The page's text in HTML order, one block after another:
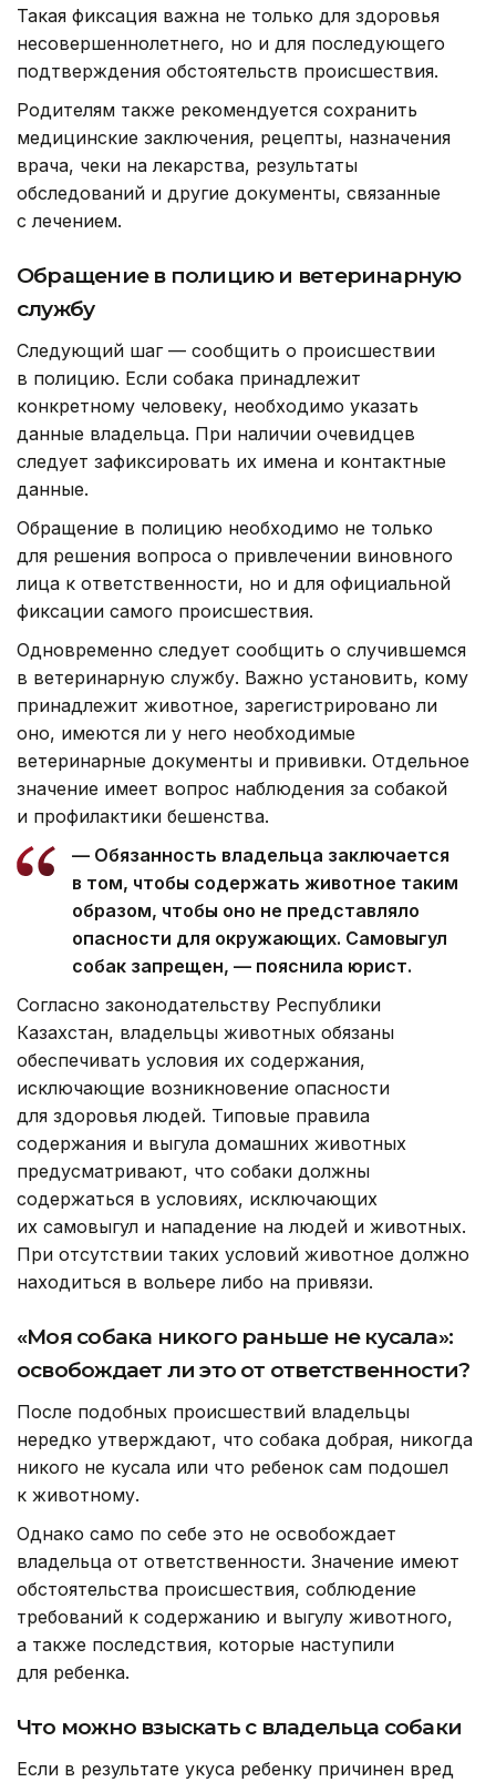
Такая фиксация важна не только для здоровья
несовершеннолетнего, но и для последующего
подтверждения обстоятельств происшествия.
Родителям также рекомендуется сохранить
медицинские заключения, рецепты, назначения
врача, чеки на лекарства, результаты
обследований и другие документы, связанные
с лечением.
Обращение в полицию и ветеринарную
службу
Следующий шаг — сообщить о происшествии
в полицию. Если собака принадлежит
конкретному человеку, необходимо указать
данные владельца. При наличии очевидцев
следует зафиксировать их имена и контактные
данные.
Обращение в полицию необходимо не только
для решения вопроса о привлечении виновного
лица к ответственности, но и для официальной
фиксации самого происшествия.
Одновременно следует сообщить о случившемся
в ветеринарную службу. Важно установить, кому
принадлежит животное, зарегистрировано ли
оно, имеются ли у него необходимые
ветеринарные документы и прививки. Отдельное
значение имеет вопрос наблюдения за собакой
и профилактики бешенства.
— Обязанность владельца заключается
в том, чтобы содержать животное таким
образом, чтобы оно не представляло
опасности для окружающих. Самовыгул
собак запрещен, — пояснила юрист.
Согласно законодательству Республики
Казахстан, владельцы животных обязаны
обеспечивать условия их содержания,
исключающие возникновение опасности
для здоровья людей. Типовые правила
содержания и выгула домашних животных
предусматривают, что собаки должны
содержаться в условиях, исключающих
их самовыгул и нападение на людей и животных.
При отсутствии таких условий животное должно
находиться в вольере либо на привязи.
«Моя собака никого раньше не кусала»:
освобождает ли это от ответственности?
После подобных происшествий владельцы
нередко утверждают, что собака добрая, никогда
никого не кусала или что ребенок сам подошел
к животному.
Однако само по себе это не освобождает
владельца от ответственности. Значение имеют
обстоятельства происшествия, соблюдение
требований к содержанию и выгулу животного,
а также последствия, которые наступили
для ребенка.
Что можно взыскать с владельца собаки
Если в результате укуса ребенку причинен вред